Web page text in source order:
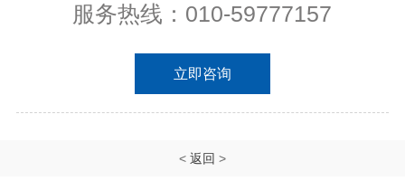
服务热线：010-59777157
立即咨询
< 返回 >